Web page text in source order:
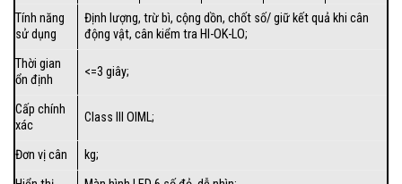
Tính năng
sử dụng
Định lượng, trừ bì, cộng dồn, chốt số/ giữ kết quả khi cân
động vật, cân kiểm tra HI-OK-LO;
Thời gian
ổn định
<=3 giây;
Cấp chính
xác
Class III OIML;
Đơn vị cân
kg;